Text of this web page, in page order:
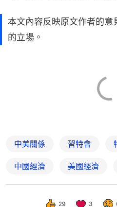
本文內容反映原文作者的意
的立場。
中美關係 習特會
中國經濟 美國經濟
29 3